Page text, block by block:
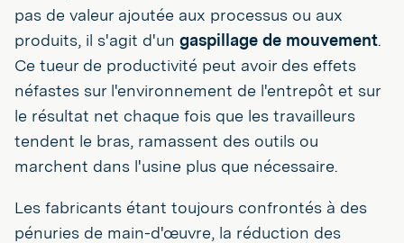
pas de valeur ajoutée aux processus ou aux
produits, il s'agit d'un gaspillage de mouvement.
Ce tueur de productivité peut avoir des effets
néfastes sur l'environnement de l'entrepôt et sur
le résultat net chaque fois que les travailleurs
tendent le bras, ramassent des outils ou
marchent dans l'usine plus que nécessaire.
Les fabricants étant toujours confrontés à des
pénuries de main-d'œuvre, la réduction des